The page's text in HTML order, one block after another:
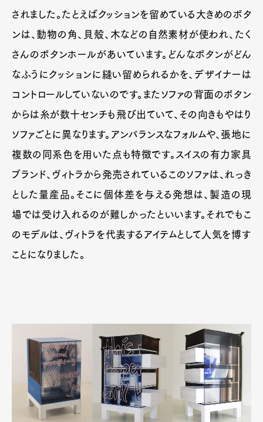
されました。たとえばクッションを留めている大きめのボタ
ンは、動物の角、貝殻、木などの自然素材が使われ、たく
さんのボタンホールがあいています。どんなボタンがどん
なふうにクッションに縫い留められるかを、デザイナーは
コントロールしていないのです。またソファの背面のボタン
からは糸が数十センチも飛び出ていて、その向きもやはり
ソファごとに異なります。アンバランスなフォルムや、張地に
複数の同系色を用いた点も特徴です。スイスの有力家具
ブランド、ヴィトラから発売されているこのソファは、れっき
とした量産品。そこに個体差を与える発想は、製造の現
場では受け入れるのが難しかったといいます。それでもこ
のモデルは、ヴィトラを代表するアイテムとして人気を博す
ことになりました。